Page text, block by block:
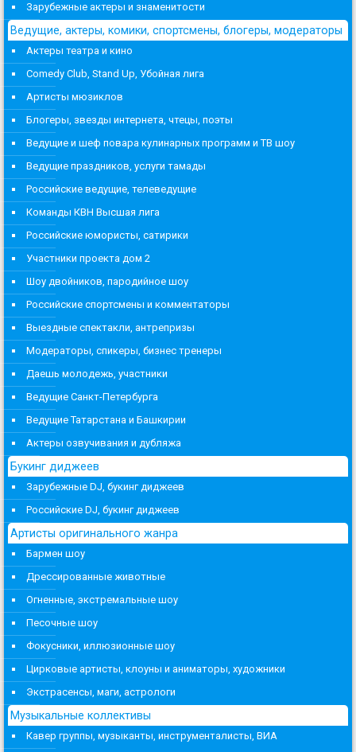
Зарубежные актеры и знаменитости
Ведущие, актеры, комики, спортсмены, блогеры, модераторы
Актеры театра и кино
Comedy Club, Stand Up, Убойная лига
Артисты мюзиклов
Блогеры, звезды интернета, чтецы, поэты
Ведущие и шеф повара кулинарных программ и ТВ шоу
Ведущие праздников, услуги тамады
Российские ведущие, телеведущие
Команды КВН Высшая лига
Российские юмористы, сатирики
Участники проекта дом 2
Шоу двойников, пародийное шоу
Российские спортсмены и комментаторы
Выездные спектакли, антрепризы
Модераторы, спикеры, бизнес тренеры
Даешь молодежь, участники
Ведущие Санкт-Петербурга
Ведущие Татарстана и Башкирии
Актеры озвучивания и дубляжа
Букинг диджеев
Зарубежные DJ, букинг диджеев
Российские DJ, букинг диджеев
Артисты оригинального жанра
Бармен шоу
Дрессированные животные
Огненные, экстремальные шоу
Песочные шоу
Фокусники, иллюзионные шоу
Цирковые артисты, клоуны и аниматоры, художники
Экстрасенсы, маги, астрологи
Музыкальные коллективы
Кавер группы, музыканты, инструменталисты, ВИА